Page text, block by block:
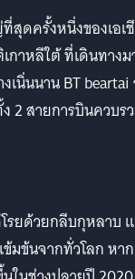
สุดครั้งหนึ่งของเอเ
าหลีใต้ ที่เดินทางม
นิ่นนาน BT beartai
2 สายการบินควบร
รยด้วยกลีบกุหลาบ
มข้นจากทั่วโลกหาก